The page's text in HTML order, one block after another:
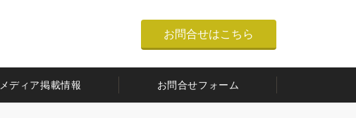
お問合せはこちら
メディア掲載情報 お問合せフォーム